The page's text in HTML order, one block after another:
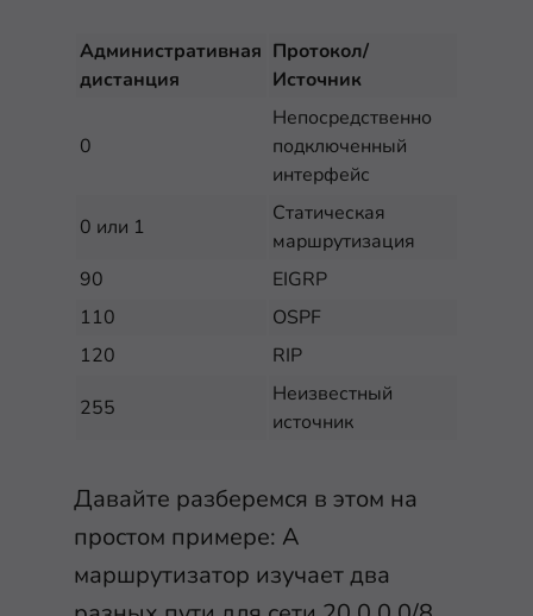
Административная
дистанция
Протокол/
Источник
0
Непосредственно
подключенный
интерфейс
0 или 1
Статическая
маршрутизация
90
EIGRP
110
OSPF
120
RIP
255
Неизвестный
источник
Давайте разберемся в этом на
простом примере: А
маршрутизатор изучает два